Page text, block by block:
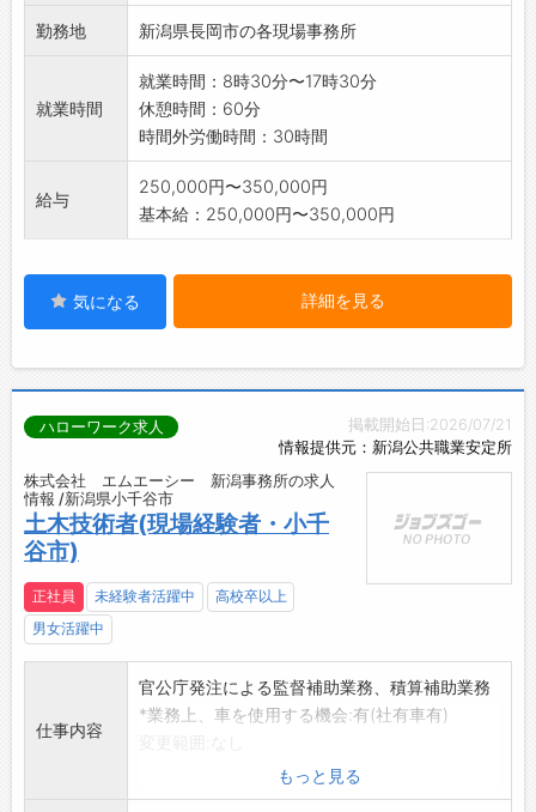
勤務地 新潟県長岡市の各現場事務所
就業時間
就業時間：8時30分〜17時30分
休憩時間：60分
時間外労働時間：30時間
給与
250,000円〜350,000円
基本給：250,000円〜350,000円
気になる 詳細を見る
掲載開始日:2026/07/21
情報提供元：新潟公共職業安定所
ハローワーク求人
株式会社 エムエーシー 新潟事務所の求人
情報 /新潟県小千谷市
土木技術者(現場経験者・小千
谷市)
正社員 未経験者活躍中
高校卒以上
男女活躍中
仕事内容
官公庁発注による監督補助業務、積算補助業務
*業務上、車を使用する機会:有(社有車有)
もっと見る